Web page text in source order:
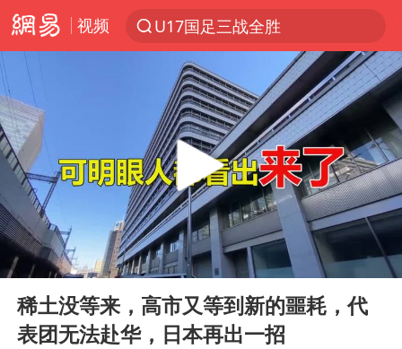
视频
U17国足三战全胜
以“新”破局 首发经济点亮城市消费活力
OpenAI为免费用户升级GPT-5.6 Luna
我国编制完成新版全月地质图
台风白海豚或吞掉台风鲸鱼
法国下周开始禁止未经同意的电话营销
巡查组提问 工作人员偷用手机查答案
看守所辅警收受10万获刑1年
Play
00:00 04:00
稀土没等来，高市又等到新的噩耗，代
表团无法赴华，日本再出一招